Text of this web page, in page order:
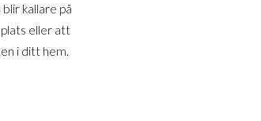
kallare på
eller att
i ditt hem.